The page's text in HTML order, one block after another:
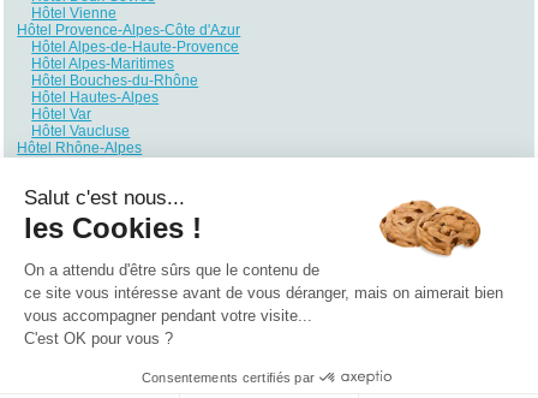
Hôtel Vienne
Hôtel Provence-Alpes-Côte d'Azur
Hôtel Alpes-de-Haute-Provence
Hôtel Alpes-Maritimes
Hôtel Bouches-du-Rhône
Hôtel Hautes-Alpes
Hôtel Var
Hôtel Vaucluse
Hôtel Rhône-Alpes
Hôtel Drôme
Hôtel Haute-Savoie
Hôtel Isère
Hôtel Rhône
Qui sommes nous ? |Contactez-nous
Salut c'est nous...
les Cookies !
On a attendu d'être sûrs que le contenu de
ce site vous intéresse avant de vous déranger, mais on aimerait bien
vous accompagner pendant votre visite...
C'est OK pour vous ?
Consentements certifiés par